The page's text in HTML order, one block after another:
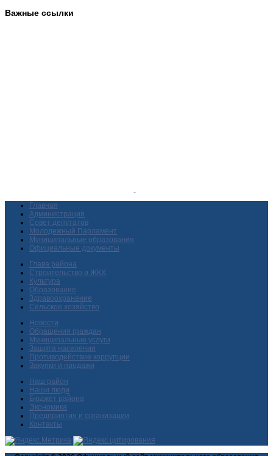
Важные ссылки
Главная
Администрация
Совет депутатов
Молодежный Парламент
Муниципальные образования
Официальные документы
Глава района
Строительство и ЖКХ
Культура
Образование
Здравоохранение
Сельское хозяйство
Новости
Обращения граждан
Муниципальные услуги
Защита населения
Противодействие коррупции
Закупки и продажи
Наш район
Наши люди
Бюджет района
Экономика
Предприятия и организации
Контакты